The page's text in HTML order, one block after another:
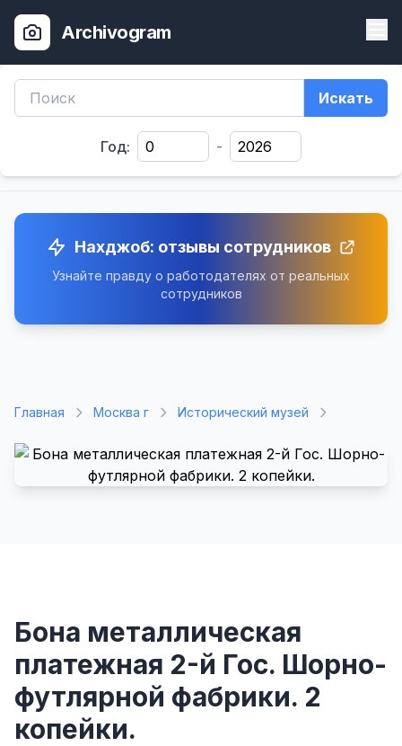
Archivogram
Искать
Год: -
Нахджоб: отзывы сотрудников
Узнайте правду о работодателях от реальных
сотрудников
Главная Москва г Исторический музей
Бона металлическая
платежная 2-й Гос. Шорно-
футлярной фабрики. 2
копейки.